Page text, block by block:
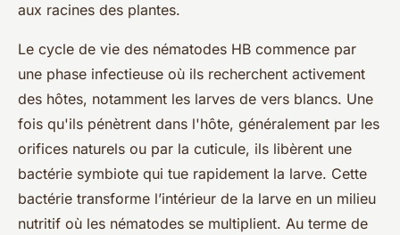
aux racines des plantes.
Le cycle de vie des nématodes HB commence par
une phase infectieuse où ils recherchent activement
des hôtes, notamment les larves de vers blancs. Une
fois qu'ils pénètrent dans l'hôte, généralement par les
orifices naturels ou par la cuticule, ils libèrent une
bactérie symbiote qui tue rapidement la larve. Cette
bactérie transforme l’intérieur de la larve en un milieu
nutritif où les nématodes se multiplient. Au terme de